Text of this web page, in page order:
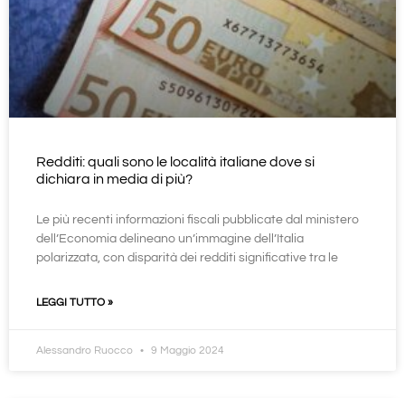
Redditi: quali sono le località italiane dove si
dichiara in media di più?
Le più recenti informazioni fiscali pubblicate dal ministero
dell’Economia delineano un’immagine dell’Italia
polarizzata, con disparità dei redditi significative tra le
LEGGI TUTTO »
Alessandro Ruocco 9 Maggio 2024